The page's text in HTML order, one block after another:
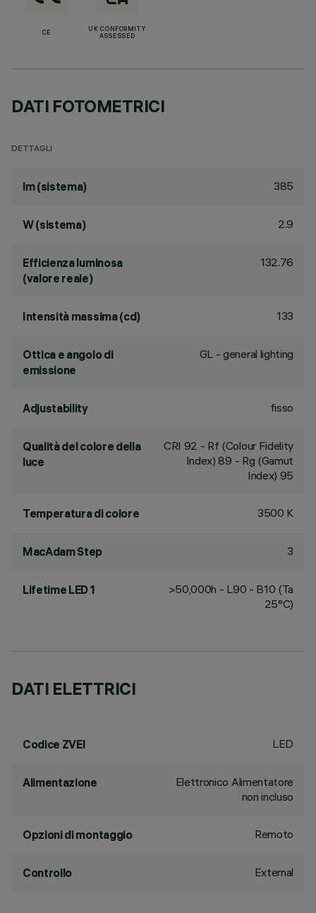
CE
UK CONFORMITY
ASSESSED
DATI FOTOMETRICI
DETTAGLI
lm (sistema) 385
W (sistema) 2.9
Efficienza luminosa
(valore reale)
132.76
Intensità massima (cd) 133
Ottica e angolo di
emissione
GL - general lighting
Adjustability fisso
Qualità del colore della
luce
CRI 92 - Rf (Colour Fidelity
Index) 89 - Rg (Gamut
Index) 95
Temperatura di colore 3500 K
MacAdam Step 3
Lifetime LED 1
>50,000h - L90 - B10 (Ta
25°C)
DATI ELETTRICI
Codice ZVEI LED
Alimentazione
Elettronico Alimentatore
non incluso
Opzioni di montaggio Remoto
Controllo External